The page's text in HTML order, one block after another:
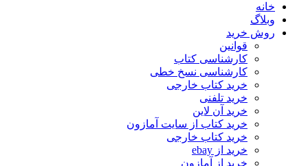
خانه
وبلاگ
روش خرید
قوانین
کارشناسی کتاب
کارشناسی نسخ خطی
خرید کتاب خارجی
خرید تلفنی
خرید آن لاین
خرید کتاب از سایت آمازون
خرید کتاب خارجی
خرید از ebay
خرید از آمازون